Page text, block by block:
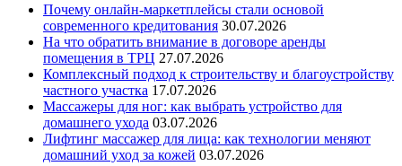
Почему онлайн-маркетплейсы стали основой
современного кредитования 30.07.2026
На что обратить внимание в договоре аренды
помещения в ТРЦ 27.07.2026
Комплексный подход к строительству и благоустройству
частного участка 17.07.2026
Массажеры для ног: как выбрать устройство для
домашнего ухода 03.07.2026
Лифтинг массажер для лица: как технологии меняют
домашний уход за кожей 03.07.2026